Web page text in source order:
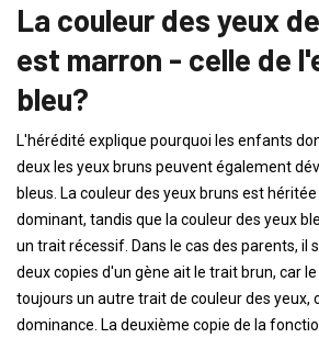
La couleur des yeux
est marron - celle de
bleu?
L'hérédité explique pourquoi les enfants
deux les yeux bruns peuvent également
bleus. La couleur des yeux bruns est
dominant, tandis que la couleur des yeux
un trait récessif. Dans le cas des parents, il
deux copies d'un gène ait le trait brun, car
toujours un autre trait de couleur des yeux,
dominance. La deuxième copie de la